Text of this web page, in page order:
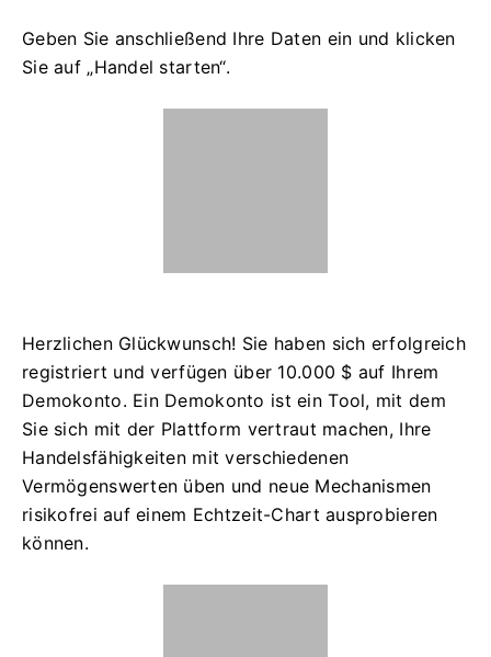
Geben Sie anschließend Ihre Daten ein und klicken
Sie auf „Handel starten“.
Herzlichen Glückwunsch! Sie haben sich erfolgreich
registriert und verfügen über 10.000 $ auf Ihrem
Demokonto. Ein Demokonto ist ein Tool, mit dem
Sie sich mit der Plattform vertraut machen, Ihre
Handelsfähigkeiten mit verschiedenen
Vermögenswerten üben und neue Mechanismen
risikofrei auf einem Echtzeit-Chart ausprobieren
können.